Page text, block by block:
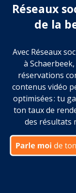
Réseaux
de la
Avec Réseaux
à
réservations
contenus vidéo
optimisées : tu
ton taux de
des résultats